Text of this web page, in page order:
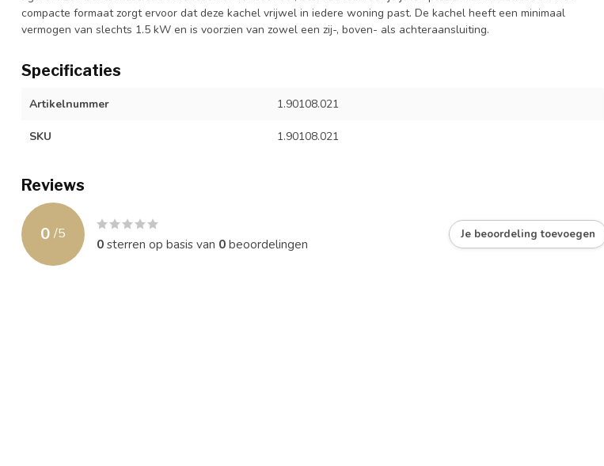
compacte formaat zorgt ervoor dat deze kachel vrijwel in iedere woning past. De kachel heeft een minimaal
vermogen van slechts 1.5 kW en is voorzien van zowel een zij-, boven- als achteraansluiting.
Specificaties
Artikelnummer 1.90108.021
SKU 1.90108.021
Reviews
0 /5
0sterren op basis van 0beoordelingen
Je beoordeling toevoegen